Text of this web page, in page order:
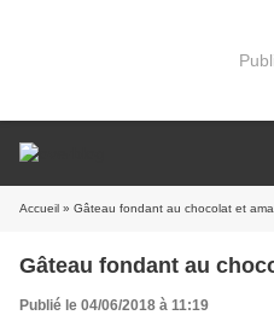
Accueil » Gâteau fondant au chocolat et
Gâteau fondant au
Publié le 04/06/2018 à 11:19